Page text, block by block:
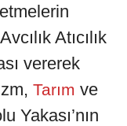
Atıcılık
vererek
Tarım ve
Yakası’nın